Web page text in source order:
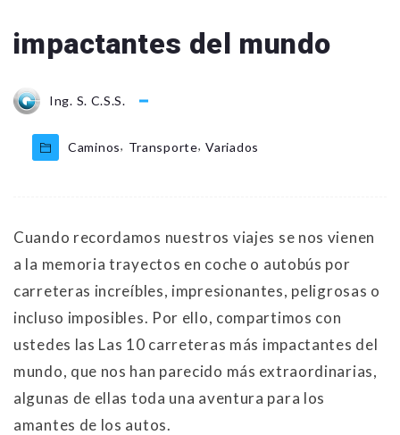
impactantes del mundo
Ing. S. C.S.S.
Caminos, Transporte, Variados
Cuando recordamos nuestros viajes se nos vienen
a la memoria trayectos en coche o autobús por
carreteras increíbles, impresionantes, peligrosas o
incluso imposibles. Por ello, compartimos con
ustedes las Las 10 carreteras más impactantes del
mundo, que nos han parecido más extraordinarias,
algunas de ellas toda una aventura para los
amantes de los autos.